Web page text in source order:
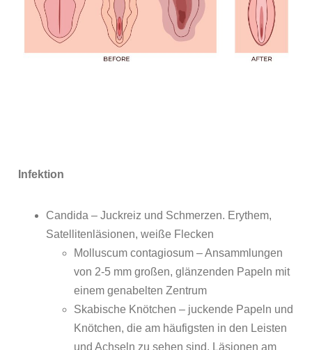
Infektion
Candida – Juckreiz und Schmerzen. Erythem,
Satellitenläsionen, weiße Flecken
Molluscum contagiosum – Ansammlungen
von 2-5 mm großen, glänzenden Papeln mit
einem genabelten Zentrum
Skabische Knötchen – juckende Papeln und
Knötchen, die am häufigsten in den Leisten
und Achseln zu sehen sind, Läsionen am